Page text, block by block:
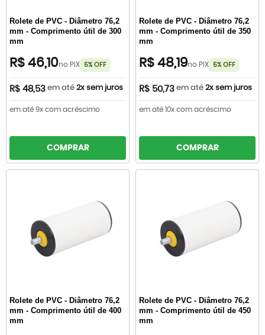
Rolete de PVC - Diâmetro 76,2
mm - Comprimento útil de 300
mm
R$ 46,10no PIX 5% OFF
R$ 48,53 em até 2x sem juros
em até 9x com acréscimo
COMPRAR
Rolete de PVC - Diâmetro 76,2
mm - Comprimento útil de 350
mm
R$ 48,19no PIX 5% OFF
R$ 50,73 em até 2x sem juros
em até 10x com acréscimo
COMPRAR
Rolete de PVC - Diâmetro 76,2
mm - Comprimento útil de 400
mm
Rolete de PVC - Diâmetro 76,2
mm - Comprimento útil de 450
mm